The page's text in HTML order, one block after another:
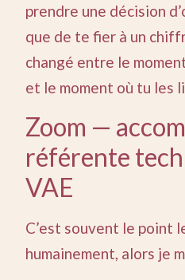
prendre une décision
que de te fier à un
changé entre le
et le moment où tu les
Zoom —
référente
VAE
C’est souvent le point
humainement, alors je